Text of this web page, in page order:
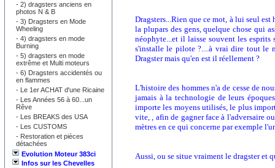
- 2) dragsters anciens en
photos N & B
- 3) Dragsters en Mode
Wheeling
- 4) dragsters en mode
Burning
- 5) dragsters en mode
extrême et Multi moteurs
- 6) Dragsters accidentés ou
en flammes
- Le 1er ACHAT d'une Ricaine
- Les Années 56 à 60...un
Rêve
- Les BREAKS des USA
- Les CUSTOMS
- Restoration et pièces
détachées
Evolution Moteur 383ci
Infos sur les Chevelles
Dragsters...Rien que ce mot, à lui seul
la plupars des gens, quelque chose qui
néophyte...et il laisse souvent les esprits
s'installe le pilote ?....à vrai dire tout le
Dragster mais qu'en est il réellement ?
L'histoire des hommes n'a de cesse de
jamais à la technologie de leurs
importe les moyens utilisés, le plus
vite, , afin de gagner face à l'adversaire
mètres en ce qui concerne par exemple
Aussi, ou se situe vraiment le dragster et